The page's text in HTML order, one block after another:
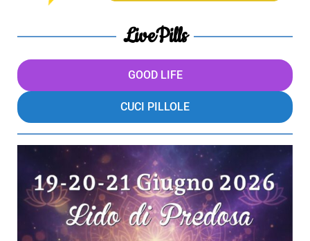
LivePills
GOOD LIFE
CUCI PILLOLE